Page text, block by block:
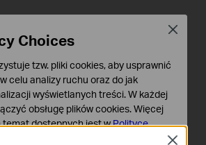
z brakiem kompatybilności
a routerem TP-Link 3G?
OS to obtain an IP address
Not Working on Router or Deco?
Close
Choices
tzw. pliki cookies, aby usprawnić
celu analizy ruchu oraz do jak
wyświetlanych treści. W każdej
obsługę plików cookies. Więcej
temat dostępnych jest wPolityce
Close